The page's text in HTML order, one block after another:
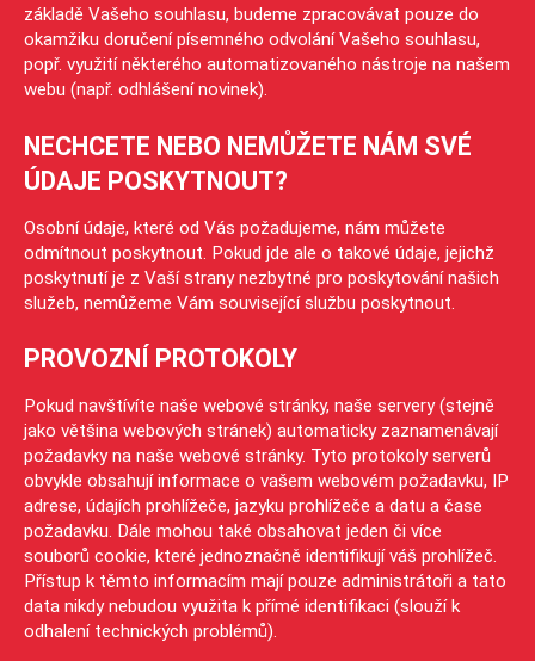
základě Vašeho souhlasu, budeme zpracovávat pouze do
okamžiku doručení písemného odvolání Vašeho souhlasu,
popř. využití některého automatizovaného nástroje na našem
webu (např. odhlášení novinek).
NECHCETE NEBO NEMŮŽETE NÁM SVÉ
ÚDAJE POSKYTNOUT?
Osobní údaje, které od Vás požadujeme, nám můžete
odmítnout poskytnout. Pokud jde ale o takové údaje, jejichž
poskytnutí je z Vaší strany nezbytné pro poskytování našich
služeb, nemůžeme Vám související službu poskytnout.
PROVOZNÍ PROTOKOLY
Pokud navštívíte naše webové stránky, naše servery (stejně
jako většina webových stránek) automaticky zaznamenávají
požadavky na naše webové stránky. Tyto protokoly serverů
obvykle obsahují informace o vašem webovém požadavku, IP
adrese, údajích prohlížeče, jazyku prohlížeče a datu a čase
požadavku. Dále mohou také obsahovat jeden či více
souborů cookie, které jednoznačně identifikují váš prohlížeč.
Přístup k těmto informacím mají pouze administrátoři a tato
data nikdy nebudou využita k přímé identifikaci (slouží k
odhalení technických problémů).